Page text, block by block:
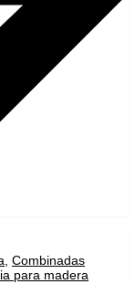
Combinadas
para madera